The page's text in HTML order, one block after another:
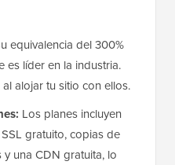
equivalencia del 300%
es líder en la industria.
alojar tu sitio con ellos.
Los planes incluyen
SSL gratuito, copias de
una CDN gratuita, lo